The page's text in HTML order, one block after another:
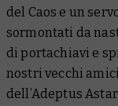
del Caos e un
sormontati da
di portachiavi e
nostri vecchi
dell’Adeptus